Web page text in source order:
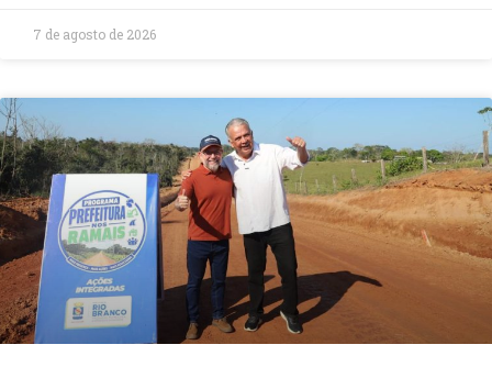
7 de agosto de 2026